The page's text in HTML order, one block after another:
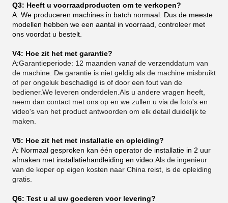
Q3: Heeft u voorraadproducten om te verkopen?
A: We produceren machines in batch normaal. Dus de meeste
modellen hebben we een aantal in voorraad, controleer met
ons voordat u bestelt.
V4: Hoe zit het met garantie?
A:Garantieperiode: 12 maanden vanaf de verzenddatum van
de machine. De garantie is niet geldig als de machine misbruikt
of per ongeluk beschadigd is of door een fout van de
bediener.We leveren onderdelen.Als u andere vragen heeft,
neem dan contact met ons op en we zullen u via de foto's en
video's van het product antwoorden om elk detail duidelijk te
maken.
V5: Hoe zit het met installatie en opleiding?
A: Normaal gesproken kan één operator de installatie in 2 uur
afmaken met installatiehandleiding en video. Als de ingenieur
van de koper op eigen kosten naar China reist, is de opleiding
gratis.
Q6: Test u al uw goederen voor levering?